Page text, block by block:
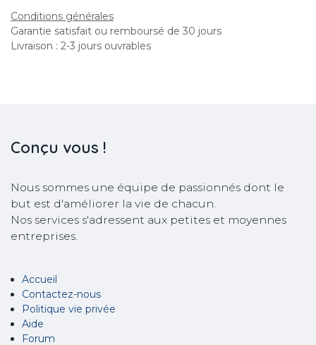
Conditions générales
Garantie satisfait ou remboursé de 30 jours
Livraison : 2-3 jours ouvrables
Conçu vous !
Nous sommes une équipe de passionnés dont le
but est d'améliorer la vie de chacun.
Nos services s'adressent aux petites et moyennes
entreprises.
Accueil
Contactez-nous
Politique vie privée
Aide
Forum